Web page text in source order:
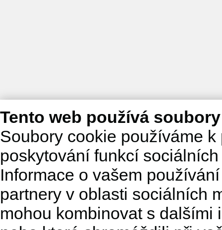
Tento web používá
Soubory cookie používáme
poskytování funkcí
Informace o vašem
partnery v oblasti sociálních
mohou kombinovat s dalšími